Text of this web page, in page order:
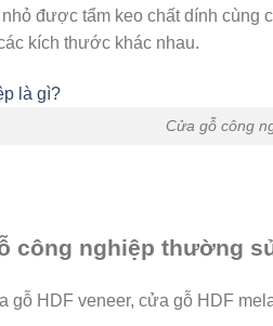
được tẩm keo chất dính
kích thước khác nhau.
Cửa gỗ công
công nghiệp thường
gỗ HDF veneer, cửa gỗ HDF